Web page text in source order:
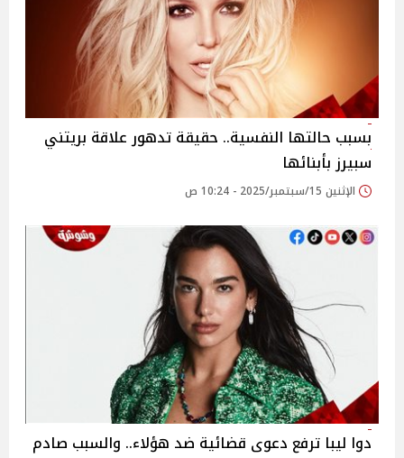
بسبب حالتها النفسية.. حقيقة تدهور علاقة بريتني
سبيرز بأبنائها
الإثنين 15/سبتمبر/2025 - 10:24 ص
دوا ليبا ترفع دعوى قضائية ضد هؤلاء.. والسبب صادم